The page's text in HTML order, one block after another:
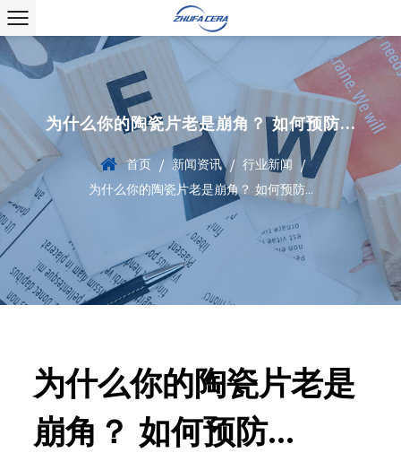
为什么你的陶瓷片老是崩角？ 如何预防...
首页 / 新闻资讯 / 行业新闻 /
为什么你的陶瓷片老是崩角？ 如何预防...
为什么你的陶瓷片老是
崩角？ 如何预防...